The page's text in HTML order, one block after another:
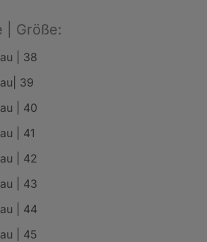
| Größe:
| 38
39
| 40
| 41
| 42
| 43
| 44
| 45